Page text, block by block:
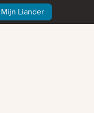
Mijn Liander